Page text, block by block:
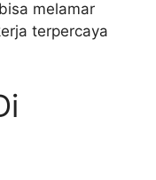
melamar
terpercaya